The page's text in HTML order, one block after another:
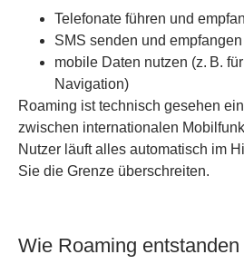
Telefonate führen und
SMS senden und empfangen
mobile Daten nutzen (z. B.
Navigation)
Roaming ist technisch gesehen
zwischen internationalen
Nutzer läuft alles automatisch im
Sie die Grenze überschreiten.
Wie Roaming entstanden